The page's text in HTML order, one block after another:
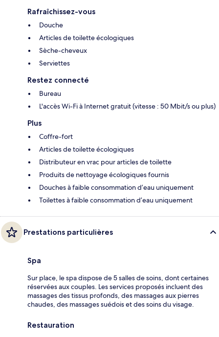
Rafraîchissez-vous
Douche
Articles de toilette écologiques
Sèche-cheveux
Serviettes
Restez connecté
Bureau
L'accès Wi-Fi à Internet gratuit (vitesse : 50 Mbit/s ou plus)
Plus
Coffre-fort
Articles de toilette écologiques
Distributeur en vrac pour articles de toilette
Produits de nettoyage écologiques fournis
Douches à faible consommation d’eau uniquement
Toilettes à faible consommation d’eau uniquement
Prestations particulières
Spa
Sur place, le spa dispose de 5 salles de soins, dont certaines
réservées aux couples. Les services proposés incluent des
massages des tissus profonds, des massages aux pierres
chaudes, des massages suédois et des soins du visage.
Restauration